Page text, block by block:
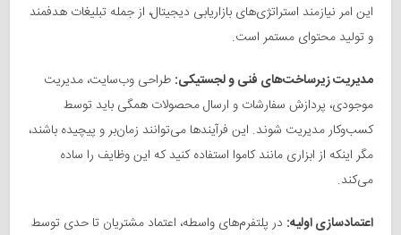
این امر نیازمند استراتژی‌های بازاریابی دیجیتال، از جمله تبلیغات هدفمند
و تولید محتوای مستمر است.
مدیریت زیرساخت‌های فنی و لجستیکی: طراحی وب‌سایت، مدیریت
موجودی، پردازش سفارشات و ارسال محصولات همگی باید توسط
کسب‌وکار مدیریت شوند. این فرآیندها می‌توانند زمان‌بر و پیچیده باشند،
مگر اینکه از ابزاری مانند کاموا استفاده کنید که این وظایف را ساده
می‌کند.
اعتمادسازی اولیه: در پلتفرم‌های واسطه، اعتماد مشتریان تا حدی توسط